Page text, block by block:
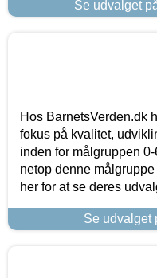
Se udvalget
Hos BarnetsVerden.dk
fokus på kvalitet,
inden for målgruppen
netop denne
her for at se deres
Se udvalget